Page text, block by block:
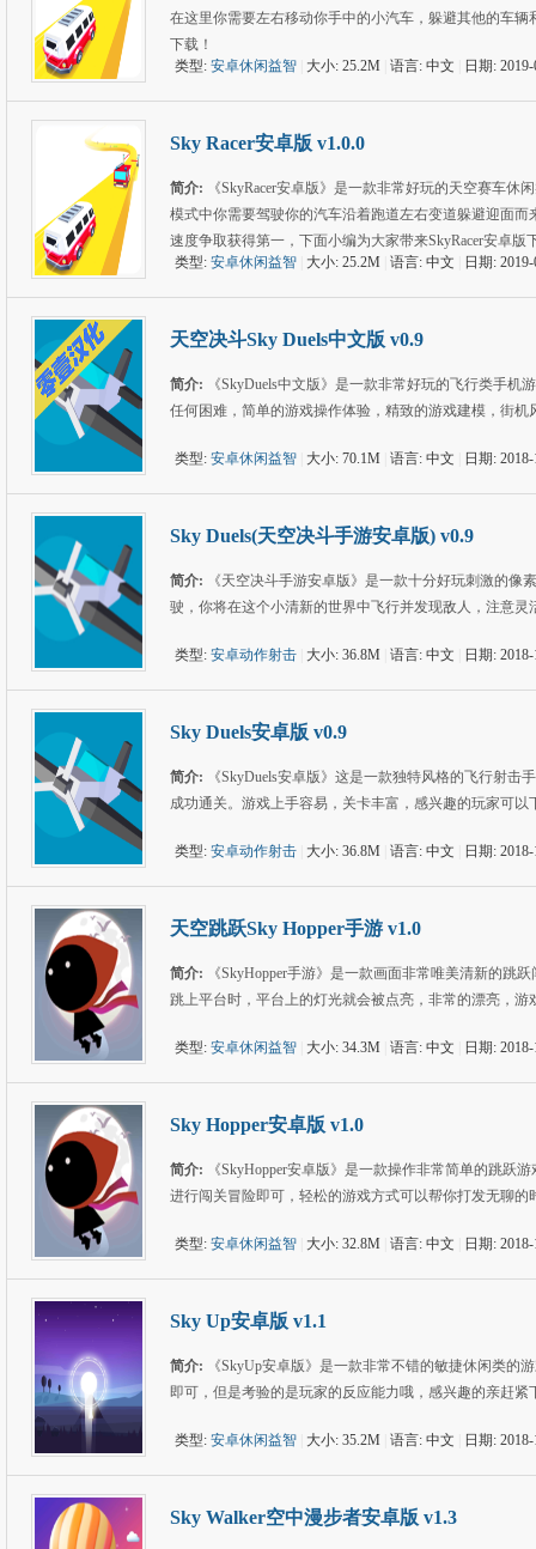
在这里你需要左右移动你手中的小汽车，躲避其他的车
下载！
类型: 安卓休闲益智 大小: 25.2M 语言: 中文 日期:
Sky Racer安卓版 v1.0.0
简介:
《SkyRacer安卓版》是一款非常好玩的天空赛车
模式中你需要驾驶你的汽车沿着跑道左右变道躲避迎面
速度争取获得第一，下面小编为大家带来SkyRacer安卓版
类型: 安卓休闲益智 大小: 25.2M 语言: 中文 日期:
天空决斗Sky Duels中文版 v0.9
简介:
《SkyDuels中文版》是一款非常好玩的飞行类手
任何困难，简单的游戏操作体验，精致的游戏建模，街
类型: 安卓休闲益智 大小: 70.1M 语言: 中文 日期:
Sky Duels(天空决斗手游安卓版) v0.9
简介:
《天空决斗手游安卓版》是一款十分好玩刺激的
驶，你将在这个小清新的世界中飞行并发现敌人，注意
类型: 安卓动作射击 大小: 36.8M 语言: 中文 日期:
Sky Duels安卓版 v0.9
简介:
《SkyDuels安卓版》这是一款独特风格的飞行射
成功通关。游戏上手容易，关卡丰富，感兴趣的玩家可以
类型: 安卓动作射击 大小: 36.8M 语言: 中文 日期:
天空跳跃Sky Hopper手游 v1.0
简介:
《SkyHopper手游》是一款画面非常唯美清新的跳
跳上平台时，平台上的灯光就会被点亮，非常的漂亮，
类型: 安卓休闲益智 大小: 34.3M 语言: 中文 日期:
Sky Hopper安卓版 v1.0
简介:
《SkyHopper安卓版》是一款操作非常简单的跳跃
进行闯关冒险即可，轻松的游戏方式可以帮你打发无聊的
类型: 安卓休闲益智 大小: 32.8M 语言: 中文 日期:
Sky Up安卓版 v1.1
简介:
《SkyUp安卓版》是一款非常不错的敏捷休闲类
即可，但是考验的是玩家的反应能力哦，感兴趣的亲赶紧
类型: 安卓休闲益智 大小: 35.2M 语言: 中文 日期:
Sky Walker空中漫步者安卓版 v1.3